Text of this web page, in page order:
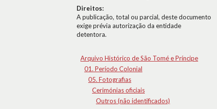
Direitos:
A publicação, total ou parcial, deste documento
exige prévia autorização da entidade
detentora.
Arquivo Histórico de São Tomé e Príncipe
01. Período Colonial
05. Fotografias
Cerimónias oficiais
Outros (não identificados)